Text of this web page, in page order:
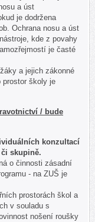
a úst
je dodržena
Ochrana nosu a úst
kde z povahy
je časté
a jejich zákonné
prostor školy je
/ bude
konzultací
skupině.
o činnosti zásadní
- na ZUŠ je
prostorách škol a
v souladu s
nošení roušky